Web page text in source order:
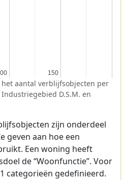
150
150
aantal verblijfsobjecten per
D.S.M. en
zijn onderdeel
geven aan hoe een
Een woning heeft
de “Woonfunctie”. Voor
categorieën gedefinieerd.